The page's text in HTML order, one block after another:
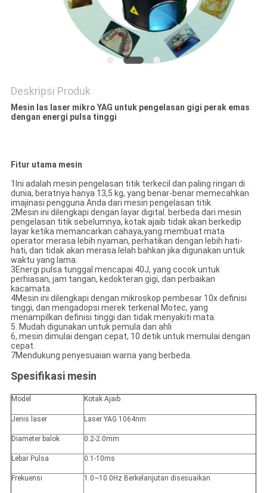
Deskripsi Produk
Mesin las laser mikro YAG untuk pengelasan gigi perak emas
dengan energi pulsa tinggi
Fitur utama mesin
1Ini adalah mesin pengelasan titik terkecil dan paling ringan di
dunia, beratnya hanya 13,5 kg, yang benar-benar memecahkan
imajinasi pengguna Anda dari mesin pengelasan titik.
2Mesin ini dilengkapi dengan layar digital. berbeda dari mesin
pengelasan titik sebelumnya, kotak ajaib tidak akan berkedip
layar ketika memancarkan cahaya,yang membuat mata
operator merasa lebih nyaman, perhatikan dengan lebih hati-
hati, dan tidak akan merasa lelah bahkan jika digunakan untuk
waktu yang lama.
3Energi pulsa tunggal mencapai 40J, yang cocok untuk
perhiasan, jam tangan, kedokteran gigi, dan perbaikan
kacamata.
4Mesin ini dilengkapi dengan mikroskop pembesar 10x definisi
tinggi, dan mengadopsi merek terkenal Motec, yang
menampilkan definisi tinggi dan tidak menyakiti mata.
5. Mudah digunakan untuk pemula dan ahli
6, mesin dimulai dengan cepat, 10 detik untuk memulai dengan
cepat.
7Mendukung penyesuaian warna yang berbeda.
Spesifikasi mesin
Model Kotak Ajaib
Jenis laser Laser YAG 1064nm
Diameter balok 0.2-2.0mm
Lebar Pulsa 0.1-10ms
Frekuensi 1.0~10.0Hz Berkelanjutan disesuaikan